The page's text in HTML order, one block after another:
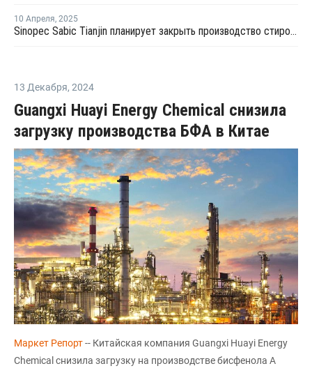
10 Апреля, 2025
Sinopec Sabic Tianjin планирует закрыть производство стирола в провинции Тяньцзинь на ремонт
13 Декабря, 2024
Guangxi Huayi Energy Chemical снизила
загрузку производства БФА в Китае
Маркет Репорт-- Китайская компания Guangxi Huayi Energy
Chemical снизила загрузку на производстве бисфенола А